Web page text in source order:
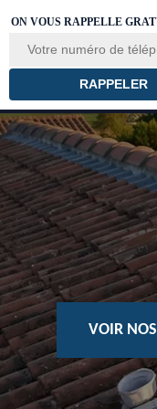
ON VOUS RAPPELLE
VOIR